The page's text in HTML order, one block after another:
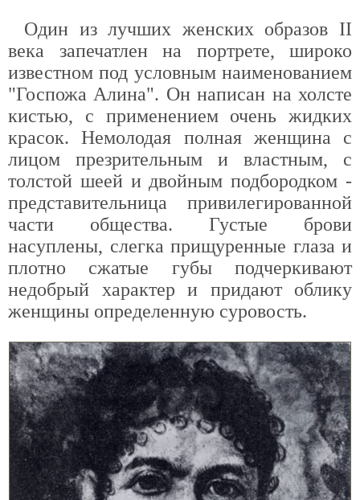
Один из лучших женских образов II
века запечатлен на портрете, широко
известном под условным наименованием
"Госпожа Алина". Он написан на холсте
кистью, с применением очень жидких
красок. Немолодая полная женщина с
лицом презрительным и властным, с
толстой шеей и двойным подбородком -
представительница привилегированной
части общества. Густые брови
насуплены, слегка прищуренные глаза и
плотно сжатые губы подчеркивают
недобрый характер и придают облику
женщины определенную суровость.